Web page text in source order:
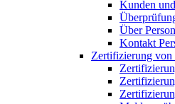
Kunden
Über
Kontakt
Zertifizierung